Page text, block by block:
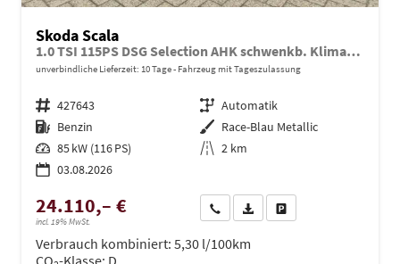
Skoda Scala
1.0 TSI 115PS DSG Selection AHK schwenkb. Klimaautomatik Sitzheizung PDC Rückf.Kamera Apple CarPlay Android Auto
unverbindliche Lieferzeit: 10 Tage Fahrzeug mit Tageszulassung
Fahrzeugnr. 427643 Getriebe Automatik
Kraftstoff Benzin Außenfarbe Race-Blau Metallic
Leistung 85 kW (116 PS) Kilometerstand 2 km
03.08.2026
24.110,– €
incl. 19% MwSt.
Wir rufen Sie anPDF-Datei, Fahrzeugexposé
Verbrauch kombiniert: 5,30 l/100km